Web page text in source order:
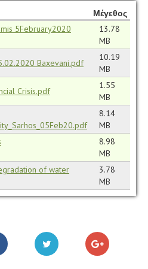
Μέγεθος
5February2020
13.78
MB
Baxevani.pdf
10.19
MB
Crisis.pdf
1.55
MB
8.14
MB
8.98
MB
of water
3.78
MB